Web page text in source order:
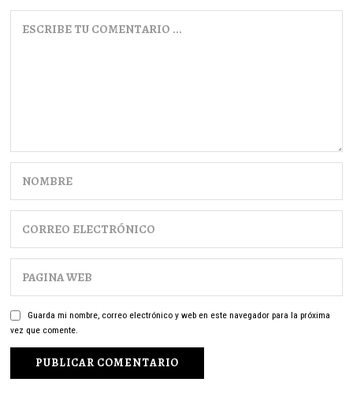
Guarda mi nombre, correo electrónico y web en este navegador para la próxima
vez que comente.